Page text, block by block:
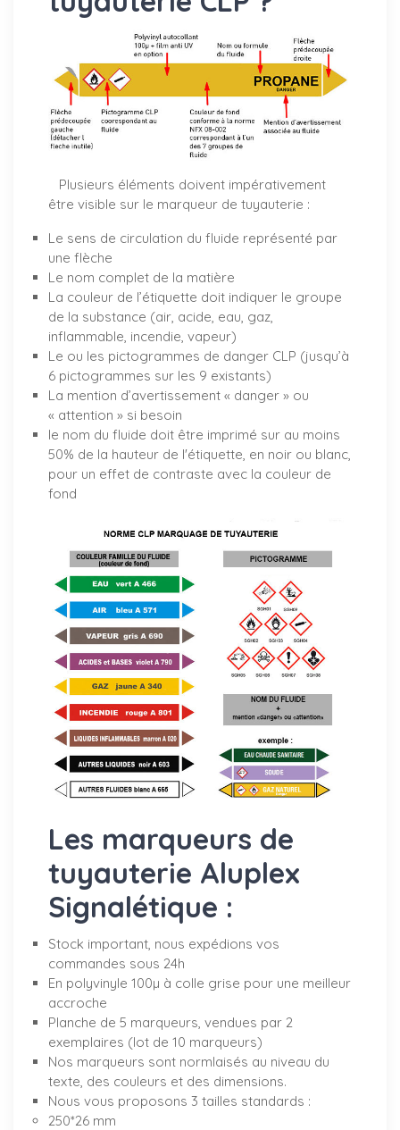
Plusieurs éléments doivent impérativement
être visible sur le marqueur de tuyauterie :
Le sens de circulation du fluide représenté par
une flèche
Le nom complet de la matière
La couleur de l’étiquette doit indiquer le groupe
de la substance (air, acide, eau, gaz,
inflammable, incendie, vapeur)
Le ou les pictogrammes de danger CLP (jusqu’à
6 pictogrammes sur les 9 existants)
La mention d’avertissement « danger » ou
« attention » si besoin
le nom du fluide doit être imprimé sur au moins
50% de la hauteur de l'étiquette, en noir ou blanc,
pour un effet de contraste avec la couleur de
fond
Les marqueurs de
tuyauterie Aluplex
Signalétique :
Stock important, nous expédions vos
commandes sous 24h
En polyvinyle 100µ à colle grise pour une meilleur
accroche
Planche de 5 marqueurs, vendues par 2
exemplaires (lot de 10 marqueurs)
Nos marqueurs sont normlaisés au niveau du
texte, des couleurs et des dimensions.
Nous vous proposons 3 tailles standards :
250*26 mm